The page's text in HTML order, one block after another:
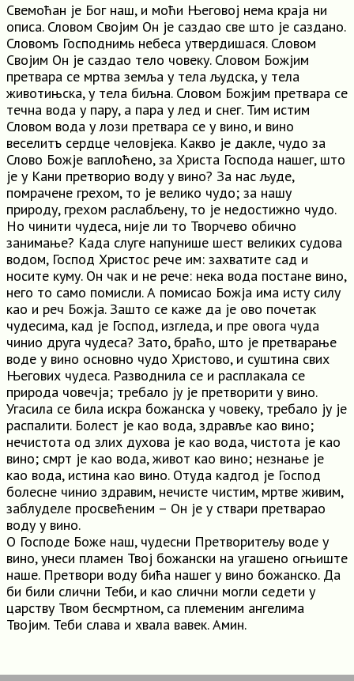
Свемоћан је Бог наш, и моћи Његовој нема краја ни
описа. Словом Својим Он је саздао све што је саздано.
Словомъ Господнимь небеса утвердишася. Словом
Својим Он је саздао тело човеку. Словом Божјим
претвара се мртва земља у тела људска, у тела
животињска, у тела биљна. Словом Божјим претвара се
течна вода у пару, а пара у лед и снег. Тим истим
Словом вода у лози претвара се у вино, и вино
веселитъ сердце человјека. Какво је дакле, чудо за
Слово Божје ваплоћено, за Христа Господа нашег, што
је у Кани претворио воду у вино? За нас људе,
помрачене грехом, то је велико чудо; за нашу
природу, грехом раслабљену, то је недостижно чудо.
Но чинити чудеса, није ли то Творчево обично
занимање? Када слуге напунише шест великих судова
водом, Господ Христос рече им: захватите сад и
носите куму. Он чак и не рече: нека вода постане вино,
него то само помисли. А помисао Божја има исту силу
као и реч Божја. Зашто се каже да је ово почетак
чудесима, кад је Господ, изгледа, и пре овога чуда
чинио друга чудеса? Зато, браћо, што је претварање
воде у вино основно чудо Христово, и суштина свих
Његових чудеса. Разводнила се и расплакала се
природа човечја; требало ју је претворити у вино.
Угасила се била искра божанска у човеку, требало ју је
распалити. Болест је као вода, здравље као вино;
нечистота од злих духова је као вода, чистота је као
вино; смрт је као вода, живот као вино; незнање је
као вода, истина као вино. Отуда кадгод је Господ
болесне чинио здравим, нечисте чистим, мртве живим,
заблуделе просвећеним – Он је у ствари претварао
воду у вино.
О Господе Боже наш, чудесни Претворитељу воде у
вино, унеси пламен Твој божански на угашено огњиште
наше. Претвори воду бића нашег у вино божанско. Да
би били слични Теби, и као слични могли седети у
царству Твом бесмртном, са племеним ангелима
Твојим. Теби слава и хвала вавек. Амин.